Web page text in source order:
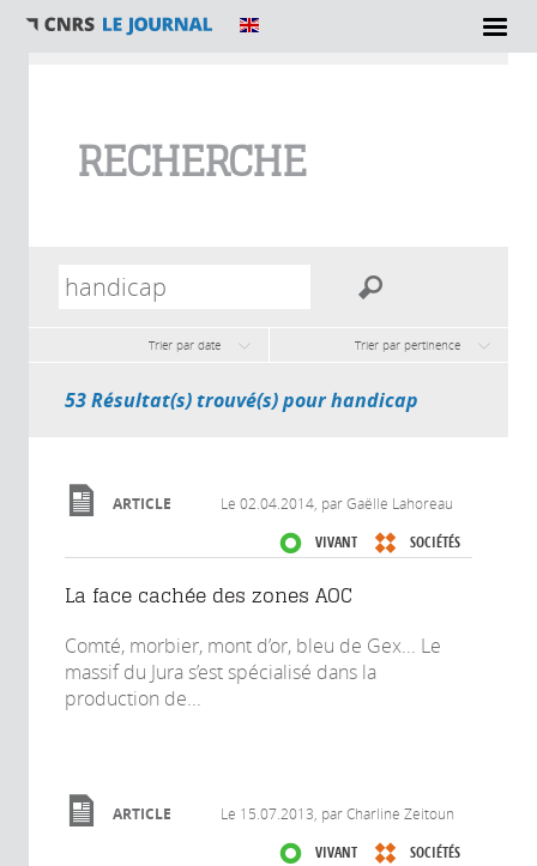
RECHERCHE
Trier par date Trier par pertinence
53 Résultat(s) trouvé(s) pour handicap
ARTICLE Le 02.04.2014 , par Gaëlle Lahoreau
VIVANT SOCIÉTÉS
La face cachée des zones AOC
Comté, morbier, mont d’or, bleu de Gex... Le
massif du Jura s’est spécialisé dans la
production de...
ARTICLE Le 15.07.2013 , par Charline Zeitoun
VIVANT SOCIÉTÉS